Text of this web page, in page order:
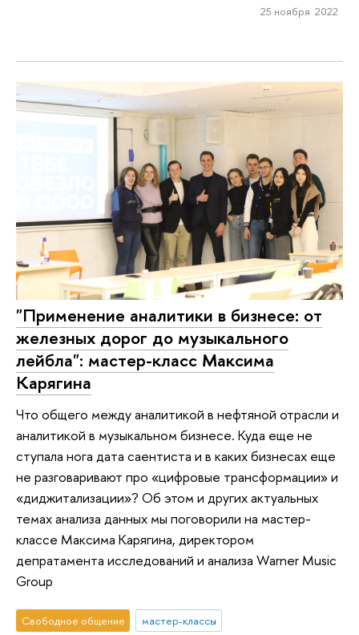
25 ноября 2022
"Применение аналитики в бизнесе: от
железных дорог до музыкального
лейбла": мастер-класс Максима
Карягина
Что общего между аналитикой в нефтяной отрасли и
аналитикой в музыкальном бизнесе. Куда еще не
ступала нога дата саентиста и в каких бизнесах еще
не разговаривают про «цифровые трансформации» и
«диджитализации»? Об этом и других актуальных
темах анализа данных мы поговорили на мастер-
классе Максима Карягина, директором
депратамента исследований и анализа Warner Music
Group
Свободное общение
мастер-классы